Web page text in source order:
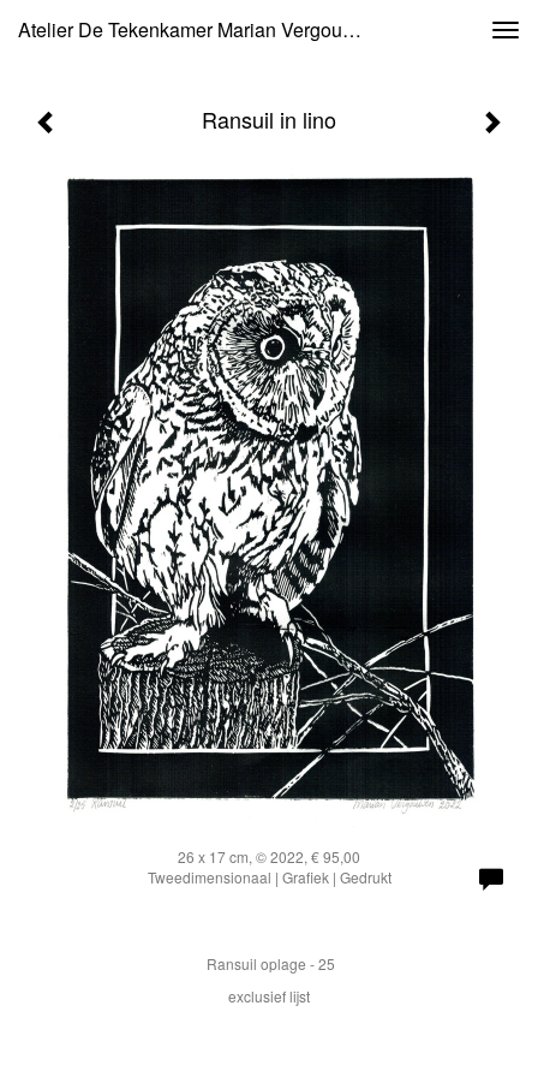
Atelier De Tekenkamer Marian Vergouwen - Ransuil In Lino
Ransuil in lino
26 x 17 cm, © 2022, € 95,00
Tweedimensionaal | Grafiek | Gedrukt
Ransuil oplage - 25
exclusief lijst